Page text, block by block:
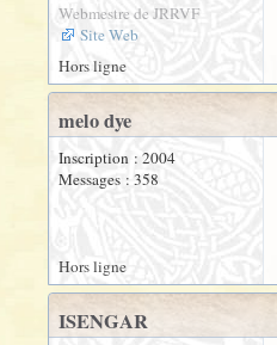
Webmestre de JRRVF
Site Web
Hors ligne
melo dye
Inscription : 2004
Messages : 358
Hors ligne
ISENGAR